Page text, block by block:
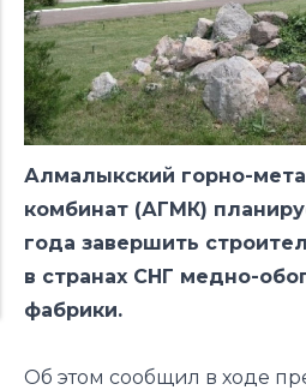
Алмалыкский горно-
комбинат (АГМК)
года завершить
в странах СНГ медно-
фабрики.
Об этом сообщил в ходе